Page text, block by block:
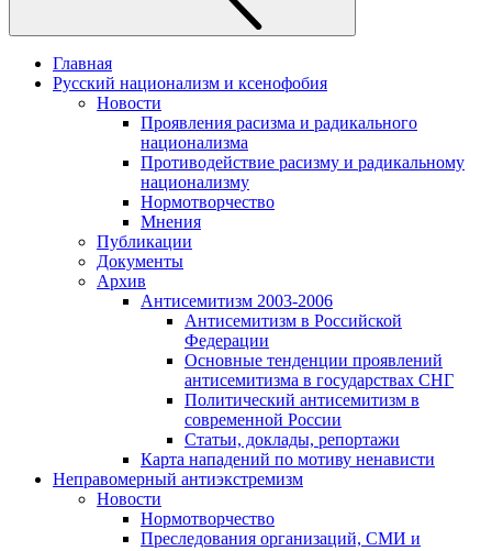
Главная
Русский национализм и ксенофобия
Новости
Проявления расизма и радикального
национализма
Противодействие расизму и радикальному
национализму
Нормотворчество
Мнения
Публикации
Документы
Архив
Антисемитизм 2003-2006
Антисемитизм в Российской
Федерации
Основные тенденции проявлений
антисемитизма в государствах СНГ
Политический антисемитизм в
современной России
Статьи, доклады, репортажи
Карта нападений по мотиву ненависти
Неправомерный антиэкстремизм
Новости
Нормотворчество
Преследования организаций, СМИ и